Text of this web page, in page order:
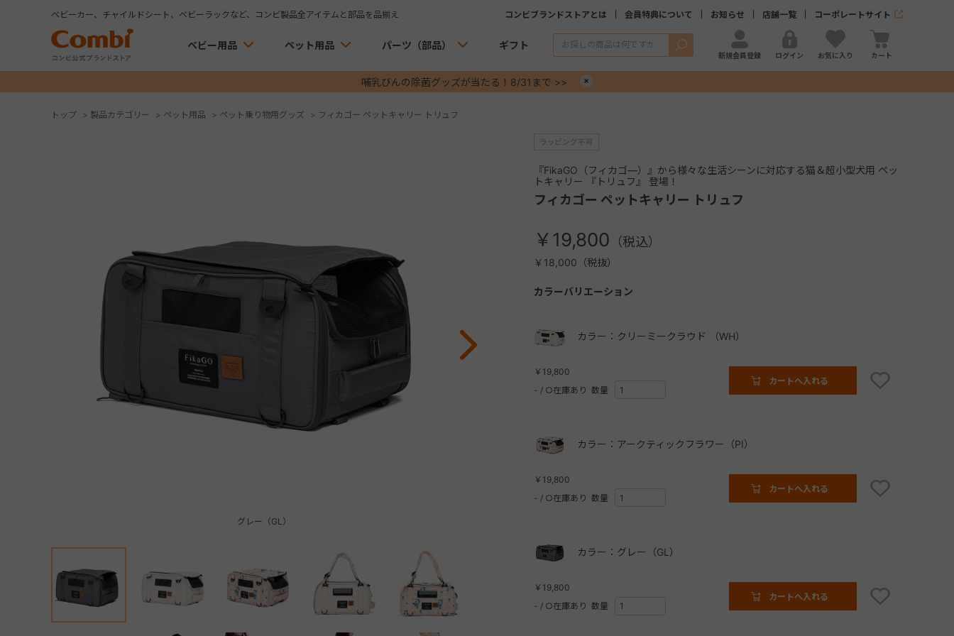
ベビーカー、チャイルドシート、ベビーラックなど、コンビ製品全アイテムと部品を品揃え コンビブランドストアとは 会員特典について お知らせ 店舗一覧 コーポレートサイト
ベビー用品 ペット用品 パーツ（部品） ギフト 検索
新規会員登録 ログイン お気に入り カート
哺乳びんの除菌グッズが当たる！8/31まで >>
トップ > 製品カテゴリー > ペット用品 > ペット乗り物用グッズ > フィカゴー ペットキャリー トリュフ
グレー（GL）
『FikaGO（フィカゴ―）』から様々な生活シーンに対応する猫＆超小型犬用 ペッ
トキャリー 『トリュフ』 登場！
フィカゴー ペットキャリー トリュフ
￥19,800
￥18,000（税抜）
カラーバリエーション
カラー：クリーミークラウド （WH）
￥19,800
- / ○在庫あり 数量
カートへ入れる
カラー：アークティックフラワー（PI）
￥19,800
- / ○在庫あり 数量
カートへ入れる
カラー：グレー（GL）
￥19,800
- / ○在庫あり 数量
カートへ入れる